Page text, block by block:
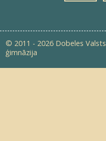
© 2011 - 2026 Dobeles Valsts
ģimnāzija